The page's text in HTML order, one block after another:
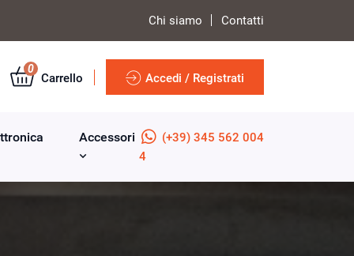
Chi siamo Contatti
0
Carrello Accedi / Registrati
Accessori
(+39) 345 562 004
4